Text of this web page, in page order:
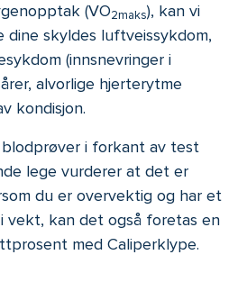
(VO2maks), kan vi
dine skyldes luftveissykdom,
(innsnevringer i
alvorlige hjerterytme
kondisjon.
i forkant av test
lege vurderer at det er
du er overvektig og har et
vekt, kan det også foretas en
med Caliperklype.